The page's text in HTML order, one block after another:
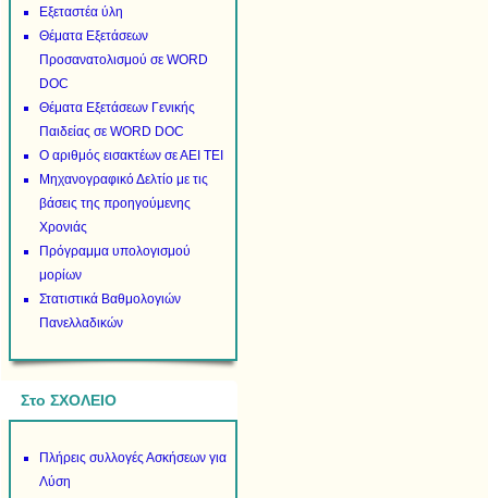
Εξεταστέα ύλη
Θέματα Εξετάσεων
Προσανατολισμού σε WORD
DOC
Θέματα Εξετάσεων Γενικής
Παιδείας σε WORD DOC
Ο αριθμός εισακτέων σε ΑΕΙ ΤΕΙ
Μηχανογραφικό Δελτίο με τις
βάσεις της προηγούμενης
Χρονιάς
Πρόγραμμα υπολογισμού
μορίων
Στατιστικά Βαθμολογιών
Πανελλαδικών
Στο ΣΧΟΛΕΙΟ
Πλήρεις συλλογές Ασκήσεων για
Λύση